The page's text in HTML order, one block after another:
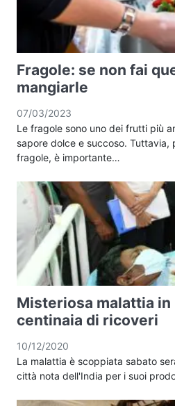
Fragole: se non fai
mangiarle
07/03/2023
Le fragole sono uno dei frutti più
sapore dolce e succoso. Tuttavia,
fragole, è importante…
Misteriosa malattia in
centinaia di ricoveri
10/12/2020
La malattia è scoppiata sabato
città nota dell'India per i suoi